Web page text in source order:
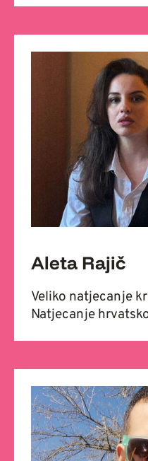
Aleta Rajič
Veliko natjecanje
Natjecanje